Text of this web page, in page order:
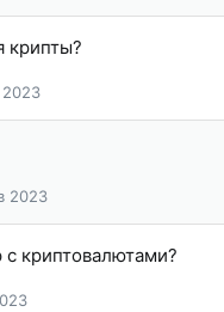
крипты?
2023
с криптовалютами?